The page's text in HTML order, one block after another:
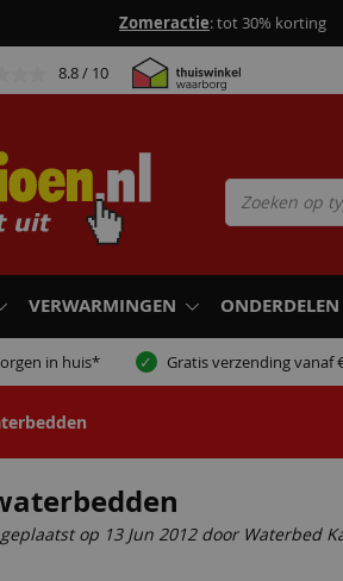
Zomeractie: tot 30% korting
8.8/ 10
VERWARMINGEN ONDERDELEN
in huis* Gratis verzending vanaf
op 13 Jun 2012 door Waterbed